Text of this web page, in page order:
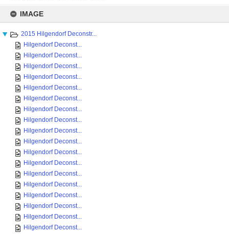
content
IMAGE
2015 Hilgendorf Deconstr...
Hilgendorf Deconst...
Hilgendorf Deconst...
Hilgendorf Deconst...
Hilgendorf Deconst...
Hilgendorf Deconst...
Hilgendorf Deconst...
Hilgendorf Deconst...
Hilgendorf Deconst...
Hilgendorf Deconst...
Hilgendorf Deconst...
Hilgendorf Deconst...
Hilgendorf Deconst...
Hilgendorf Deconst...
Hilgendorf Deconst...
Hilgendorf Deconst...
Hilgendorf Deconst...
Hilgendorf Deconst...
Hilgendorf Deconst...